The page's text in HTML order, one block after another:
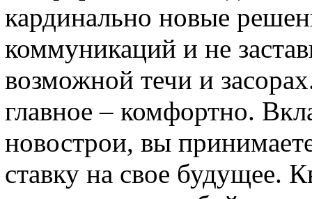
кардинально новые
коммуникаций и не
возможной течи и
главное – комфортно.
новострои, вы
ставку на свое будущее.